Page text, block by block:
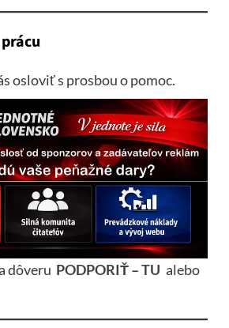
osloviť s prosbou o pomoc.
dôveru PODPORIŤ – TU alebo